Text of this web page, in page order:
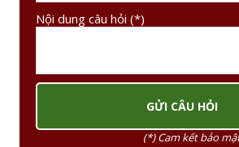
Nội dung câu hỏi (*)
(*) Cam kết bảo